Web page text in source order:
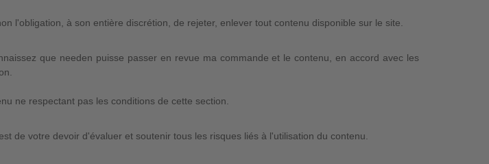
l'obligation, à son entière discrétion, de rejeter, enlever tout contenu disponible sur le site.
que needen puisse passer en revue ma commande et le contenu, en accord avec les
ne respectant pas les conditions de cette section.
de votre devoir d'évaluer et soutenir tous les risques liés à l'utilisation du contenu.